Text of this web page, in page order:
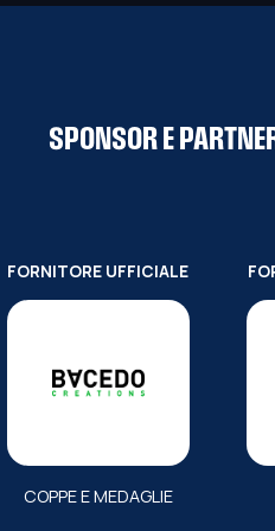
SPONSOR E
FORNITORE UFFICIALE
COPPE E MEDAGLIE